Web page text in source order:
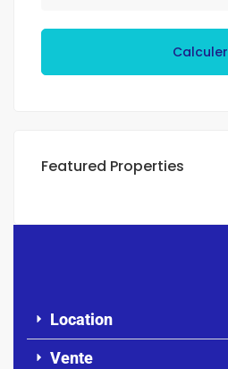
Calculer
Featured Properties
Location
Vente